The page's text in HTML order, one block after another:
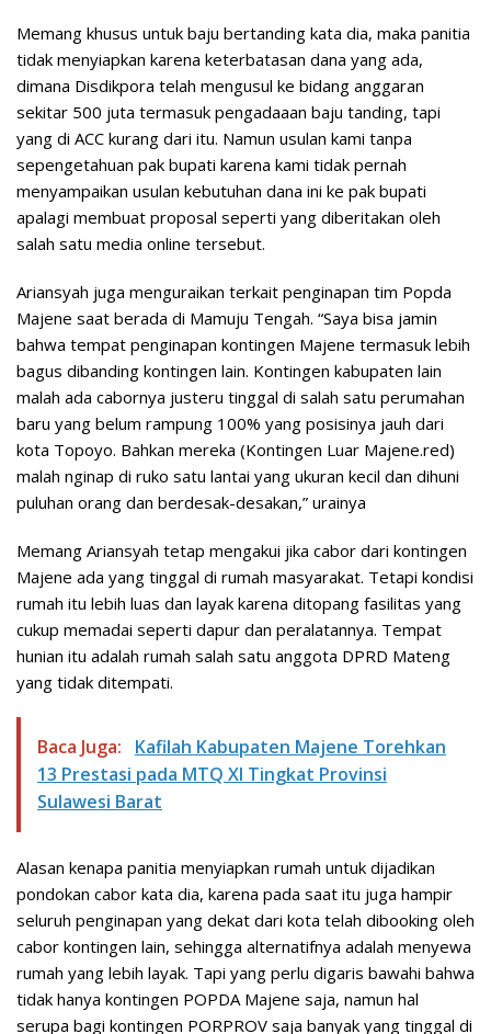
Memang khusus untuk baju bertanding kata dia, maka panitia
tidak menyiapkan karena keterbatasan dana yang ada,
dimana Disdikpora telah mengusul ke bidang anggaran
sekitar 500 juta termasuk pengadaaan baju tanding, tapi
yang di ACC kurang dari itu. Namun usulan kami tanpa
sepengetahuan pak bupati karena kami tidak pernah
menyampaikan usulan kebutuhan dana ini ke pak bupati
apalagi membuat proposal seperti yang diberitakan oleh
salah satu media online tersebut.
Ariansyah juga menguraikan terkait penginapan tim Popda
Majene saat berada di Mamuju Tengah. “Saya bisa jamin
bahwa tempat penginapan kontingen Majene termasuk lebih
bagus dibanding kontingen lain. Kontingen kabupaten lain
malah ada cabornya justeru tinggal di salah satu perumahan
baru yang belum rampung 100% yang posisinya jauh dari
kota Topoyo. Bahkan mereka (Kontingen Luar Majene.red)
malah nginap di ruko satu lantai yang ukuran kecil dan dihuni
puluhan orang dan berdesak-desakan,” urainya
Memang Ariansyah tetap mengakui jika cabor dari kontingen
Majene ada yang tinggal di rumah masyarakat. Tetapi kondisi
rumah itu lebih luas dan layak karena ditopang fasilitas yang
cukup memadai seperti dapur dan peralatannya. Tempat
hunian itu adalah rumah salah satu anggota DPRD Mateng
yang tidak ditempati.
Baca Juga:
Kafilah Kabupaten Majene Torehkan
13 Prestasi pada MTQ XI Tingkat Provinsi
Sulawesi Barat
Alasan kenapa panitia menyiapkan rumah untuk dijadikan
pondokan cabor kata dia, karena pada saat itu juga hampir
seluruh penginapan yang dekat dari kota telah dibooking oleh
cabor kontingen lain, sehingga alternatifnya adalah menyewa
rumah yang lebih layak. Tapi yang perlu digaris bawahi bahwa
tidak hanya kontingen POPDA Majene saja, namun hal
serupa bagi kontingen PORPROV saja banyak yang tinggal di